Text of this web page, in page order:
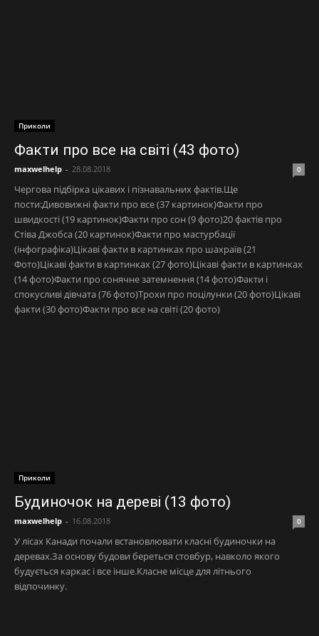
Приколи
Факти про все на світі (43 фото)
maxwelhelp - 28.08.2018 0
Чергова підбірка цікавих і пізнавальних фактів.Ще
пости:Дивовижні факти про все (37 картинок)Факти про
швидкості (19 картинок)Факти про сон (9 фото)20 фактів про
Стіва Джобса (20 картинок)Факти про мастурбації
(інфографіка)Цікаві факти в картинках про шахраїв (21
Фото)Цікаві факти в картинках (27 фото)Цікаві факти в картинках
(14 фото)Факти про сонячне затемнення (14 фото)Факти і
спокусливі дівчата (76 фото)Трохи про поцілунки (20 фото)Цікаві
факти (30 фото)Факти про все на світі (20 фото)
Приколи
Будиночок на дереві (13 фото)
maxwelhelp - 16.08.2018 0
У лісах Канади почали встановлювати класні будиночки на
деревах.За основу будови береться стовбур, навколо якого
будується каркас і все інше.Класне місце для літнього
відпочинку.